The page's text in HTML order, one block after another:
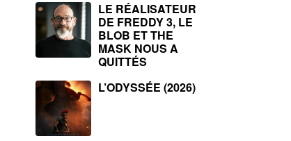
LE RÉALISATEUR
DE FREDDY 3, LE
BLOB ET THE
MASK NOUS A
QUITTÉS
L’ODYSSÉE (2026)